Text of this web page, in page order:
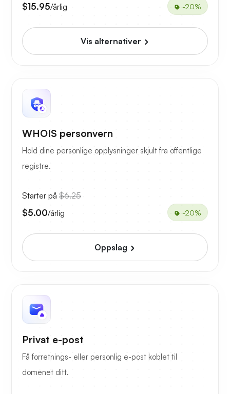
$15.95/årlig -20%
Vis alternativer
WHOIS personvern
Hold dine personlige opplysninger skjult fra offentlige
registre.
Starter på $6.25
$5.00/årlig -20%
Oppslag
Privat e-post
Få forretnings- eller personlig e-post koblet til
domenet ditt.